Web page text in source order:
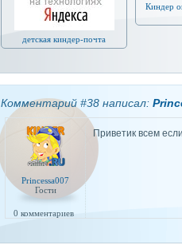
детская киндер-почта
Киндер
Комментарий #38 написал:
Princessa007
Гости
0 комментариев
Приветик всем